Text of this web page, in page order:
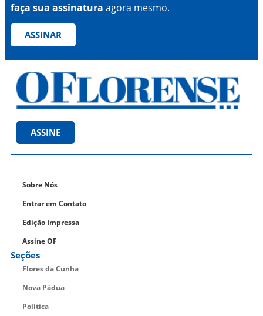
faça sua assinatura agora mesmo.
ASSINAR
ASSINE
Sobre Nós
Entrar em Contato
Edição Impressa
Assine OF
Seções
Flores da Cunha
Nova Pádua
Política